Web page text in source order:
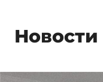
Новости